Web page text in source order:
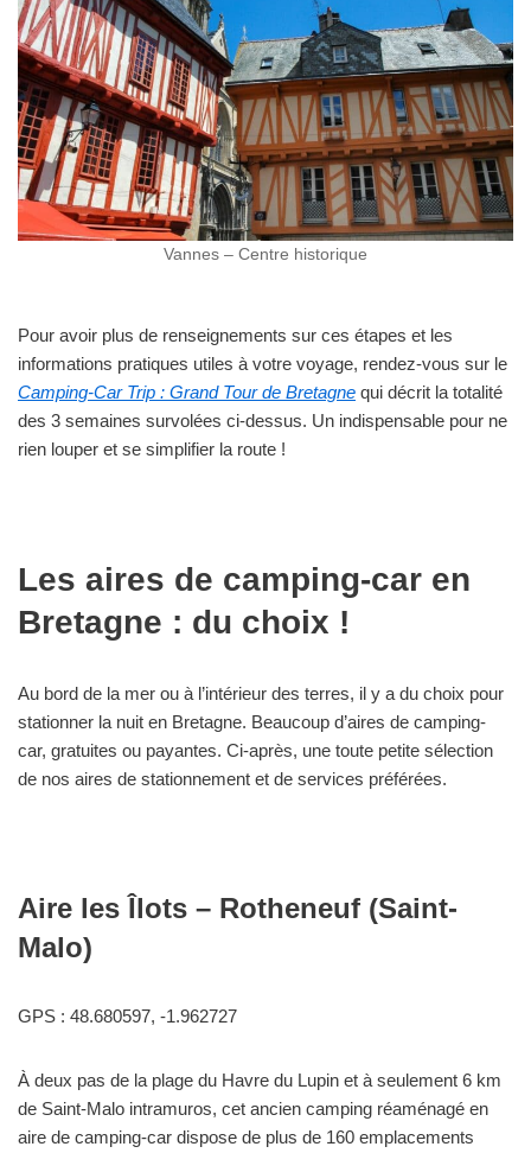
Vannes – Centre historique
Pour avoir plus de renseignements sur ces étapes et les
informations pratiques utiles à votre voyage, rendez-vous sur le
Camping-Car Trip : Grand Tour de Bretagne qui décrit la totalité
des 3 semaines survolées ci-dessus. Un indispensable pour ne
rien louper et se simplifier la route !
Les aires de camping-car en
Bretagne : du choix !
Au bord de la mer ou à l’intérieur des terres, il y a du choix pour
stationner la nuit en Bretagne. Beaucoup d’aires de camping-
car, gratuites ou payantes. Ci-après, une toute petite sélection
de nos aires de stationnement et de services préférées.
Aire les Îlots – Rotheneuf (Saint-
Malo)
GPS : 48.680597, -1.962727
À deux pas de la plage du Havre du Lupin et à seulement 6 km
de Saint-Malo intramuros, cet ancien camping réaménagé en
aire de camping-car dispose de plus de 160 emplacements